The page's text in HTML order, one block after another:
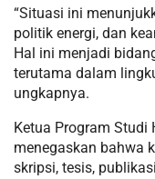
“Situasi ini
politik energi, dan
Hal ini menjadi
terutama dalam
ungkapnya.
Ketua Program Studi
menegaskan bahwa
skripsi, tesis,